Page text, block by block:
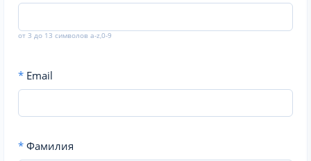
от 3 до 13 символов a-z,0-9
* Email
* Фамилия